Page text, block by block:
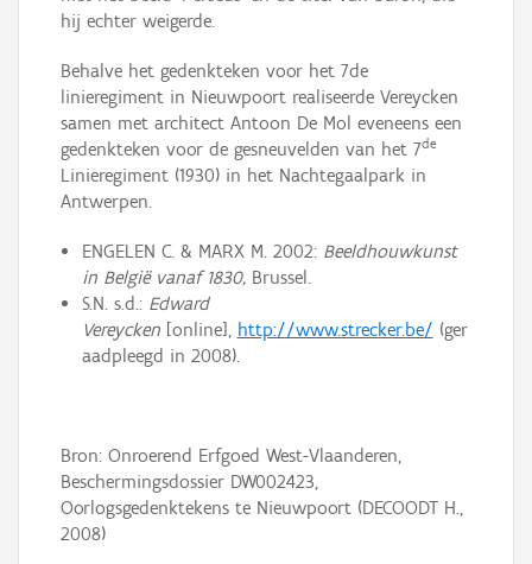
hij echter weigerde.
Behalve het gedenkteken voor het 7de
linieregiment in Nieuwpoort realiseerde Vereycken
samen met architect Antoon De Mol eveneens een
gedenkteken voor de gesneuvelden van het 7de
Linieregiment (1930) in het Nachtegaalpark in
Antwerpen.
ENGELEN C. & MARX M. 2002: Beeldhouwkunst
in België vanaf 1830, Brussel.
S.N. s.d.: Edward
Vereycken[online], http://www.strecker.be/ (ger
aadpleegd in 2008).
Bron: Onroerend Erfgoed West-Vlaanderen,
Beschermingsdossier DW002423,
Oorlogsgedenktekens te Nieuwpoort (DECOODT H.,
2008)